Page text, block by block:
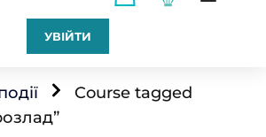
УВІЙТИ
Course tagged